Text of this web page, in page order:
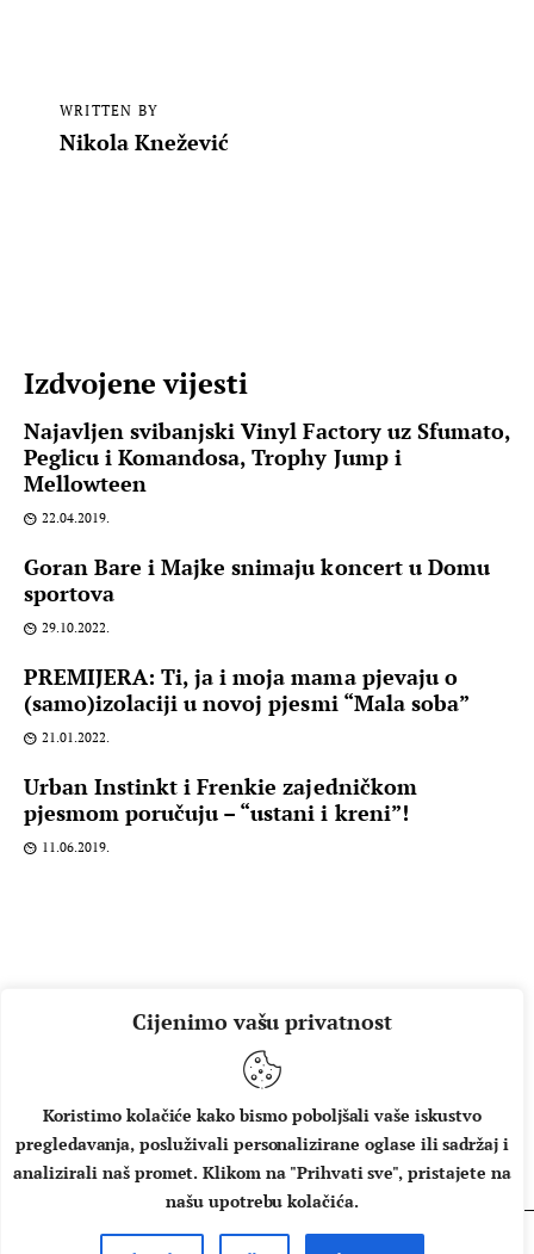
Cijenimo vašu privatnost
Koristimo kolačiće kako bismo poboljšali vaše iskustvo
pregledavanja, posluživali personalizirane oglase ili sadržaj i
analizirali naš promet. Klikom na "Prihvati sve", pristajete na
našu upotrebu kolačića.
WRITTEN BY
Nikola Knežević
Izdvojene vijesti
Najavljen svibanjski Vinyl Factory uz Sfumato,
Peglicu i Komandosa, Trophy Jump i
Mellowteen
22.04.2019.
Goran Bare i Majke snimaju koncert u Domu
sportova
29.10.2022.
PREMIJERA: Ti, ja i moja mama pjevaju o
(samo)izolaciji u novoj pjesmi “Mala soba”
21.01.2022.
Urban Instinkt i Frenkie zajedničkom
pjesmom poručuju – “ustani i kreni”!
11.06.2019.
O NAMA IMPRESSUM UVJETI KORIŠTENJA